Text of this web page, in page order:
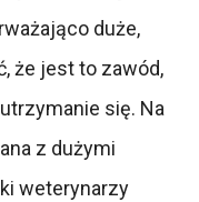
duże,
że jest to zawód,
się. Na
z dużymi
weterynarzy